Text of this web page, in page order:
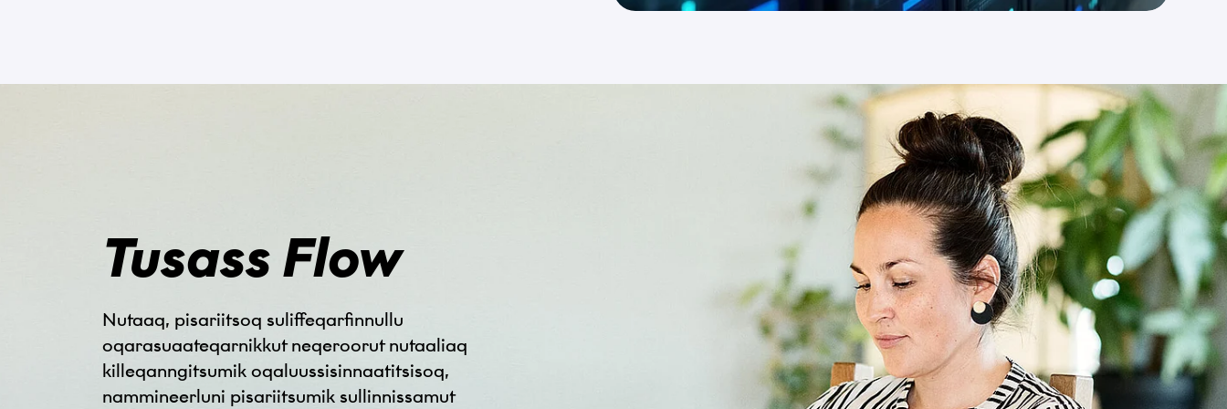
Tusass Flow
Nutaaq, pisariitsoq suliffeqarfinnullu
oqarasuaateqarnikkut neqeroorut nutaaliaq
killeqanngitsumik oqaluussisinnaatitsisoq,
nammineerluni pisariitsumik sullinnissamut